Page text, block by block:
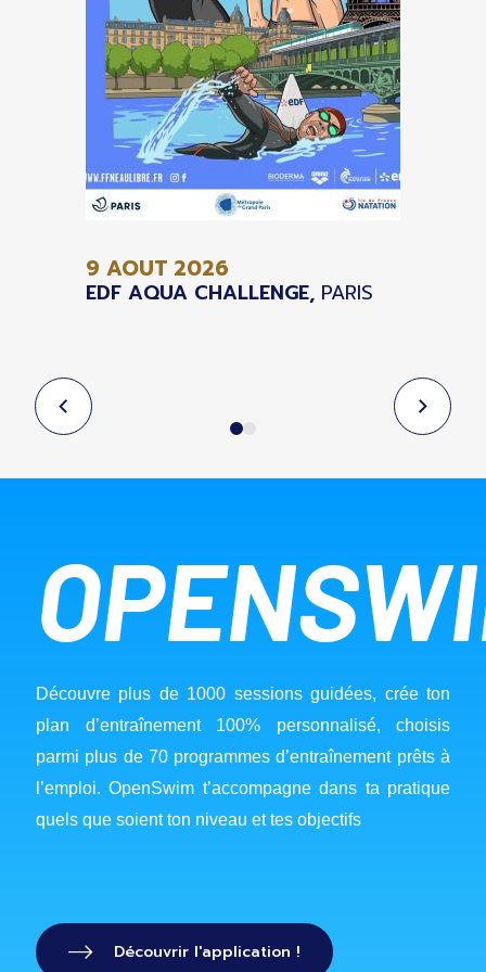
9 AOUT 2026
EDF AQUA CHALLENGE, PARIS
Découvre plus de 1000 sessions guidées, crée ton
plan d’entraînement 100% personnalisé, choisis
parmi plus de 70 programmes d’entraînement prêts à
l’emploi. OpenSwim t’accompagne dans ta pratique
quels que soient ton niveau et tes objectifs
Découvrir l'application !